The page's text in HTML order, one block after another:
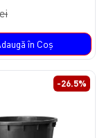
în Coş
-26.5%